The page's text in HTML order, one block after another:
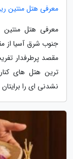
معرفی هتل منتین
جنوب شرق آسیا از
مقصد پرطرفدار
ترین هتل های
نشدنی ای را